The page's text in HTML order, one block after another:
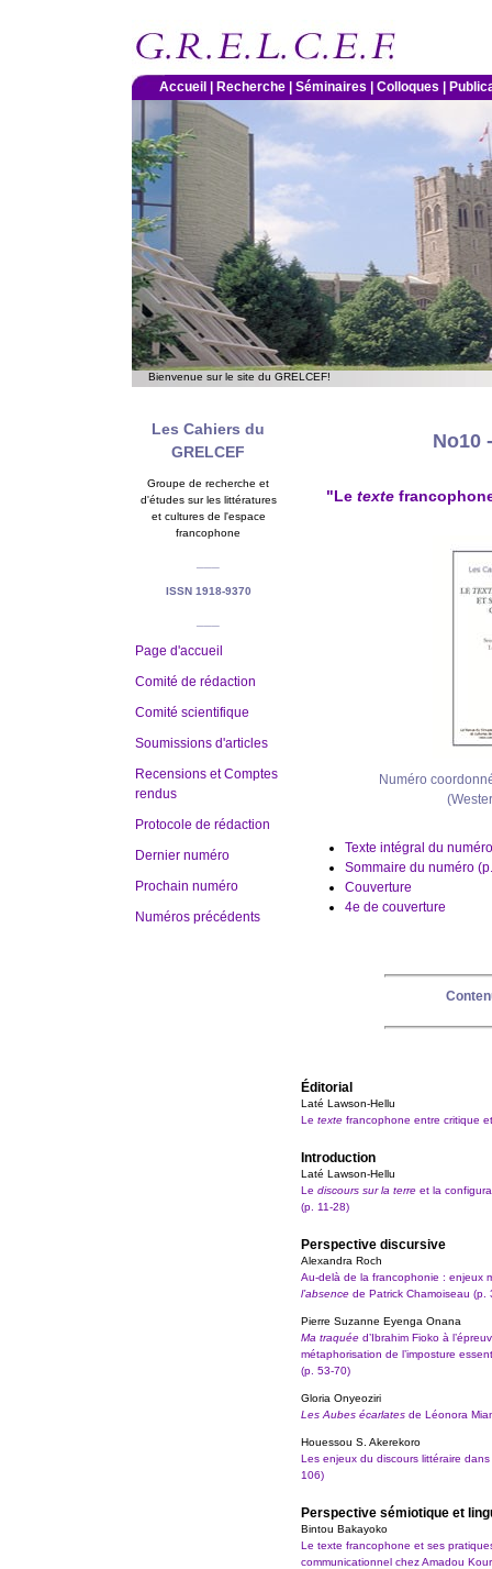
Accueil | Recherche | Séminaires | Colloques |
Bienvenue sur le site du GRELCEF!
Les Cahiers du
GRELCEF
Groupe de recherche et
d'études sur les littératures
et cultures de l'espace
francophone
ISSN 1918-9370
Page d'accueil
Comité de rédaction
Comité scientifique
Soumissions d'articles
Recensions et Comptes
rendus
Protocole de rédaction
Dernier numéro
Prochain numéro
Numéros précédents
No10
"Le texte
Numéro
Texte intégral du numéro
Sommaire du numéro
Couverture
4e de couverture
Éditorial
Laté Lawson-Hellu
Le texte francophone entre critique
Introduction
Laté Lawson-Hellu
Le discours sur la terre et la
(p. 11-28)
Perspective discursive
Alexandra Roch
Au-delà de la francophonie : enjeux
l’absence de Patrick Chamoiseau (p.
Pierre Suzanne Eyenga Onana
Ma traquée d’Ibrahim Fioko à
métaphorisation de l’imposture
(p. 53-70)
Gloria Onyeoziri
Les Aubes écarlates de Léonora
Houessou S. Akerekoro
Les enjeux du discours littéraire
106)
Perspective sémiotique et
Bintou Bakayoko
Le texte francophone et ses
communicationnel chez Amadou